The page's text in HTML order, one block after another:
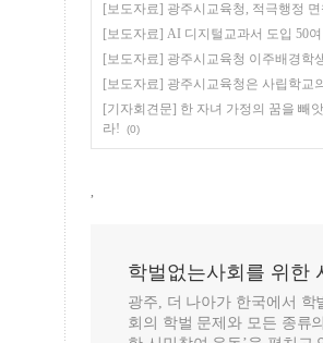
[보도자료] 광주시교육청, 적극행정
[보도자료] AI 디지털교과서 도입 50
[보도자료] 광주시교육청 이주배경학
[보도자료] 광주시교육청은 사립학교
[기자회견문] 한 자녀 가정의 꿈을 빼
라!
(0)
,
학벌없는사회를 위한
광주, 더 나아가 한국에서 학
회의 학벌 문제와 모든 종류